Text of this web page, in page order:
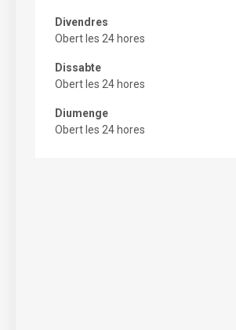
Divendres
Obert les 24 hores
Dissabte
Obert les 24 hores
Diumenge
Obert les 24 hores